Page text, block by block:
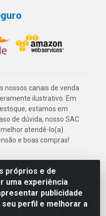
próprios e de
uma experiência
publicidade
perfil e melhorar a
nossos canais de venda
ilustrativo. Em
estamos em
de dúvida, nosso SAC
atendê-lo(a).
e boas compras!
de Morais, 2471 -
001 - CNPJ 24.150.377/0003-